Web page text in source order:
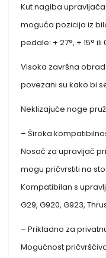
Kut nagiba
moguća pozicija iz
pedale: + 27°, + 15° ili
Visoka završna
povezani su kako bi
Neklizajuće noge
– Široka
Nosač za upravljač
mogu pričvrstiti na
Kompatibilan s
G29, G920, G923,
– Prikladno za
Mogućnost